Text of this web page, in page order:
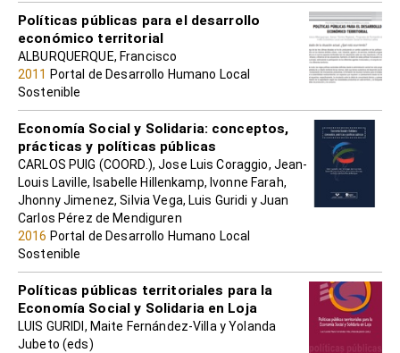
Políticas públicas para el desarrollo
económico territorial
ALBURQUERQUE, Francisco
2011 Portal de Desarrollo Humano Local
Sostenible
Economía Social y Solidaria: conceptos,
prácticas y políticas públicas
CARLOS PUIG (COORD.), Jose Luis Coraggio, Jean-
Louis Laville, Isabelle Hillenkamp, Ivonne Farah,
Jhonny Jimenez, Silvia Vega, Luis Guridi y Juan
Carlos Pérez de Mendiguren
2016 Portal de Desarrollo Humano Local
Sostenible
Políticas públicas territoriales para la
Economía Social y Solidaria en Loja
LUIS GURIDI, Maite Fernández-Villa y Yolanda
Jubeto (eds)